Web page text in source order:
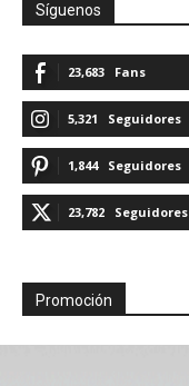
Síguenos
23,683 Fans
5,321 Seguidores
1,844 Seguidores
23,782 Seguidores
Promoción